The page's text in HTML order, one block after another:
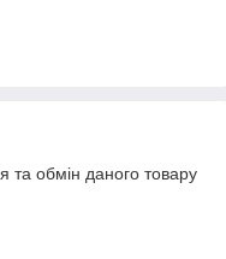
обмін даного товару